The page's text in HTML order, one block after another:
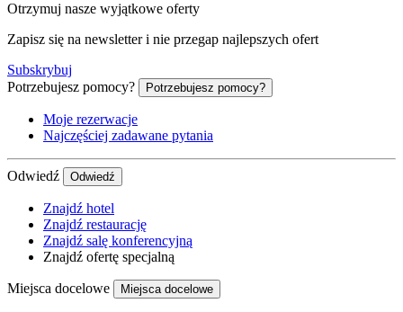
Otrzymuj nasze wyjątkowe oferty
Zapisz się na newsletter i nie przegap najlepszych ofert
Subskrybuj
Potrzebujesz pomocy?
Potrzebujesz pomocy?
Moje rezerwacje
Najczęściej zadawane pytania
Odwiedź Odwiedź
Znajdź hotel
Znajdź restaurację
Znajdź salę konferencyjną
Znajdź ofertę specjalną
Miejsca docelowe Miejsca docelowe